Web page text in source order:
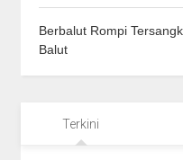
Berbalut Rompi
Balut
Terkini